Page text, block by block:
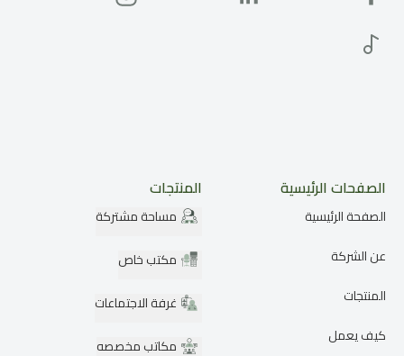
الصفحات الرئيسية
الصفحة الرئيسية
عن الشركة
المنتجات
كيف يعمل
المنتجات
مساحة مشتركة
مكتب خاص
غرفة الاجتماعات
مكاتب مخصصه